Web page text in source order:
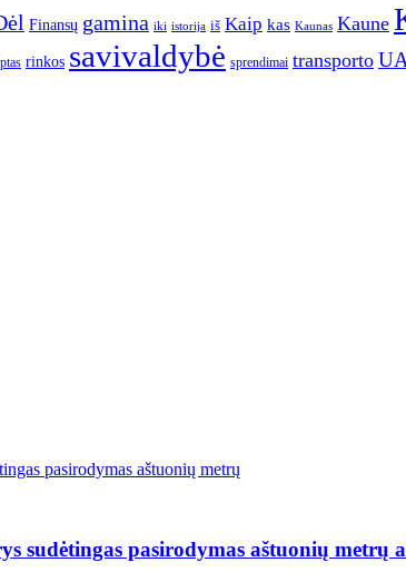
Finansų gamina iki istorija iš Kaip kas Kaunas Kaune
rinkos savivaldybė sprendimai transporto
sudėtingas pasirodymas aštuonių